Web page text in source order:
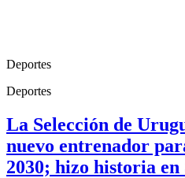
Deportes
Deportes
La Selección de
nuevo entrenador
2030; hizo historia en